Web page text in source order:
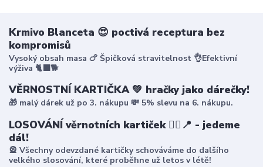
Krmivo Blanceta 😍 poctivá receptura bez
kompromisů
Vysoký obsah masa 🍗 Špičková stravitelnost 👌Efektivní
výživa 🐈‍⬛🐕
VĚRNOSTNÍ KARTIČKA 💚 hračky jako dárečky!
🎁 malý dárek už po 3. nákupu 💸 5% slevu na 6. nákupu.
LOSOVÁNÍ věrnotních kartiček 🤸‍♀️📍 - jedeme
dál!
🎡 Všechny odevzdané kartičky schováváme do dalšího
velkého slosování, které proběhne už letos v létě!